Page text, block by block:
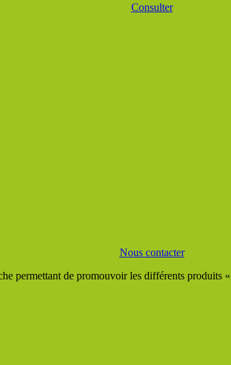
Consulter
Nous contacter
permettant de promouvoir les différents produits